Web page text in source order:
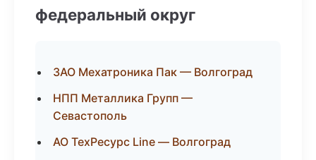
федеральный округ
ЗАО Мехатроника Пак — Волгоград
НПП Металлика Групп —
Севастополь
АО ТехРесурс Line — Волгоград